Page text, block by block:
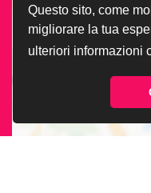
Questo sito, come
migliorare la tua
ulteriori informazioni